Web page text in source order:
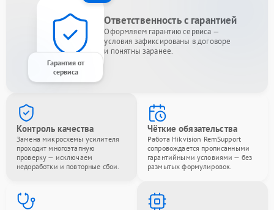
Гарантия от
сервиса
Ответственность с гарантией
Оформляем гарантию сервиса —
условия зафиксированы в договоре
и понятны заранее.
Контроль качества
Замена микросхемы усилителя
проходит многоэтапную
проверку — исключаем
недоработки и повторные сбои.
Чёткие обязательства
Работа Hikvision RemSupport
сопровождается прописанными
гарантийными условиями — без
размытых формулировок.